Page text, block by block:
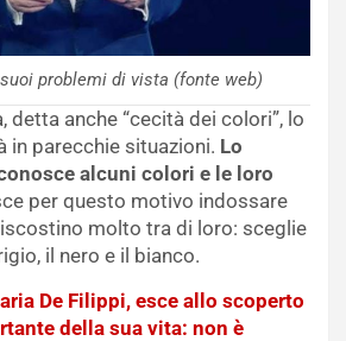
problemi di vista (fonte web)
detta anche “cecità dei colori”, lo
in parecchie situazioni. Lo
alcuni colori e le loro
per questo motivo indossare
molto tra di loro: sceglie
il nero e il bianco.
De Filippi, esce allo scoperto
della sua vita: non è